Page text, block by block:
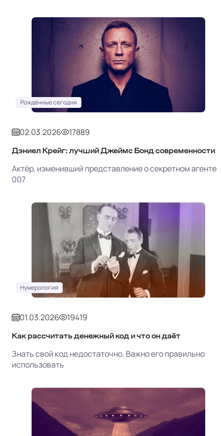
Рождённые сегодня
02.03.2026 17889
Дэниел Крейг: лучший Джеймс Бонд современности
Актёр, изменивший представление о секретном агенте
007
Нумерология
01.03.2026 19419
Как рассчитать денежный код и что он даёт
Знать свой код недостаточно. Важно его правильно
использовать